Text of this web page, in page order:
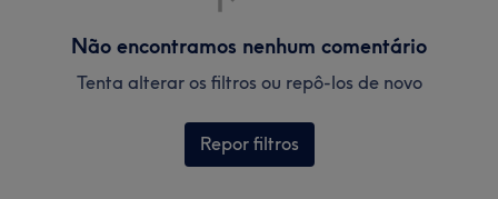
Não encontramos nenhum comentário
Tenta alterar os filtros ou repô-los de novo
Repor filtros